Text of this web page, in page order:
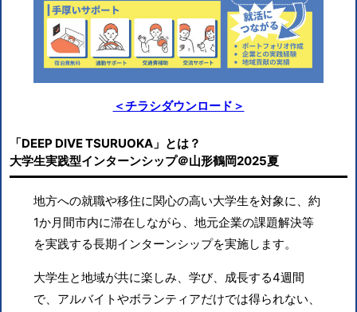
＜チラシダウンロード＞
「DEEP DIVE TSURUOKA」とは？
大学生実践型インターンシップ＠山形鶴岡2025夏
地方への就職や移住に関心の高い大学生を対象に、約
1か月間市内に滞在しながら、地元企業の課題解決等
を実践する長期インターンシップを実施します。
大学生と地域が共に楽しみ、学び、成長する4週間
で、アルバイトやボランティアだけでは得られない、